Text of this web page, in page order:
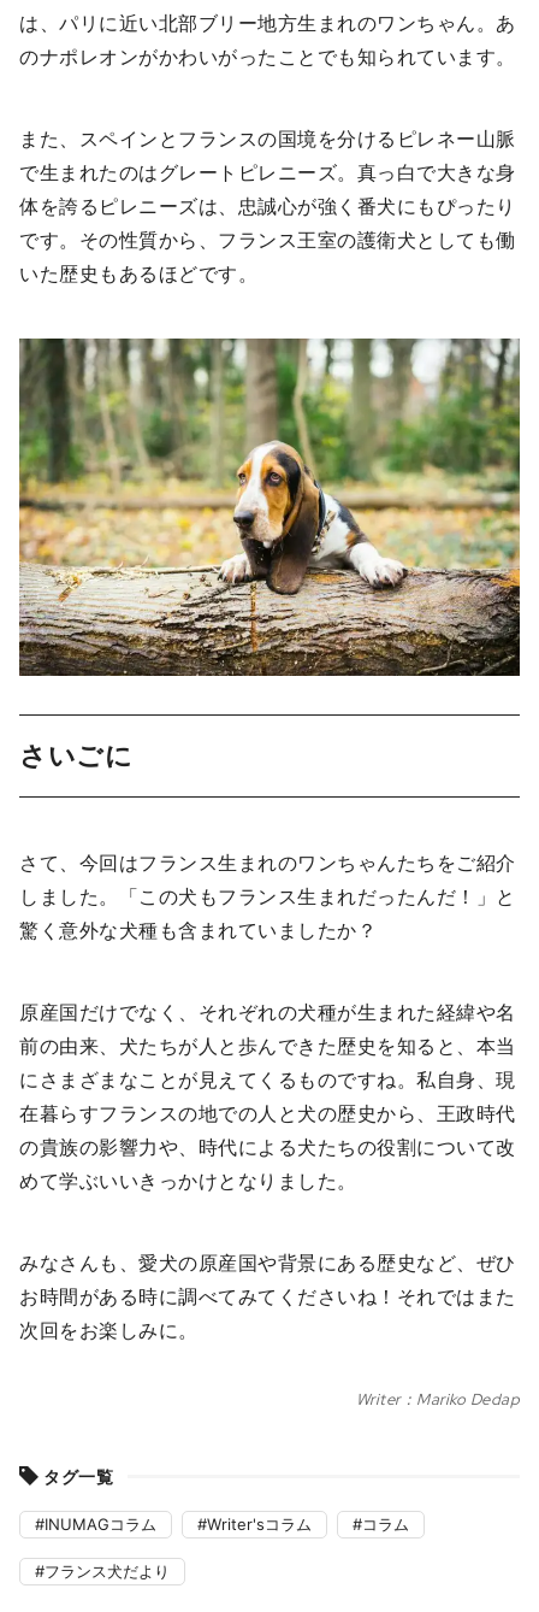
は、パリに近い北部ブリー地方生まれのワンちゃん。あ
のナポレオンがかわいがったことでも知られています。
また、スペインとフランスの国境を分けるピレネー山脈
で生まれたのはグレートピレニーズ。真っ白で大きな身
体を誇るピレニーズは、忠誠心が強く番犬にもぴったり
です。その性質から、フランス王室の護衛犬としても働
いた歴史もあるほどです。
さいごに
さて、今回はフランス生まれのワンちゃんたちをご紹介
しました。「この犬もフランス生まれだったんだ！」と
驚く意外な犬種も含まれていましたか？
原産国だけでなく、それぞれの犬種が生まれた経緯や名
前の由来、犬たちが人と歩んできた歴史を知ると、本当
にさまざまなことが見えてくるものですね。私自身、現
在暮らすフランスの地での人と犬の歴史から、王政時代
の貴族の影響力や、時代による犬たちの役割について改
めて学ぶいいきっかけとなりました。
みなさんも、愛犬の原産国や背景にある歴史など、ぜひ
お時間がある時に調べてみてくださいね！それではまた
次回をお楽しみに。
Writer：Mariko Dedap
タグ一覧
INUMAGコラム Writer'sコラム コラム
フランス犬だより